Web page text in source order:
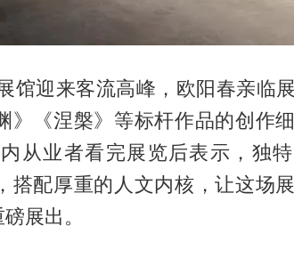
馆迎来客流高峰，欧阳春亲临
》《涅槃》等标杆作品的创作
从业者看完展览后表示，独
搭配厚重的人文内核，让这场
展出。